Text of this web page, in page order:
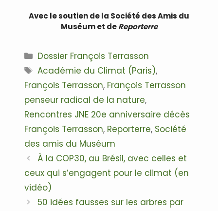
Avec le soutien de la Société des Amis du
Muséum et deReporterre
Catégories
Dossier François Terrasson
Étiquettes
Académie du Climat (Paris),
François Terrasson, François Terrasson
penseur radical de la nature,
Rencontres JNE 20e anniversaire décès
François Terrasson, Reporterre, Société
des amis du Muséum
Navigation
des
articles
À la COP30, au Brésil, avec celles et
ceux qui s’engagent pour le climat (en
vidéo)
50 idées fausses sur les arbres par